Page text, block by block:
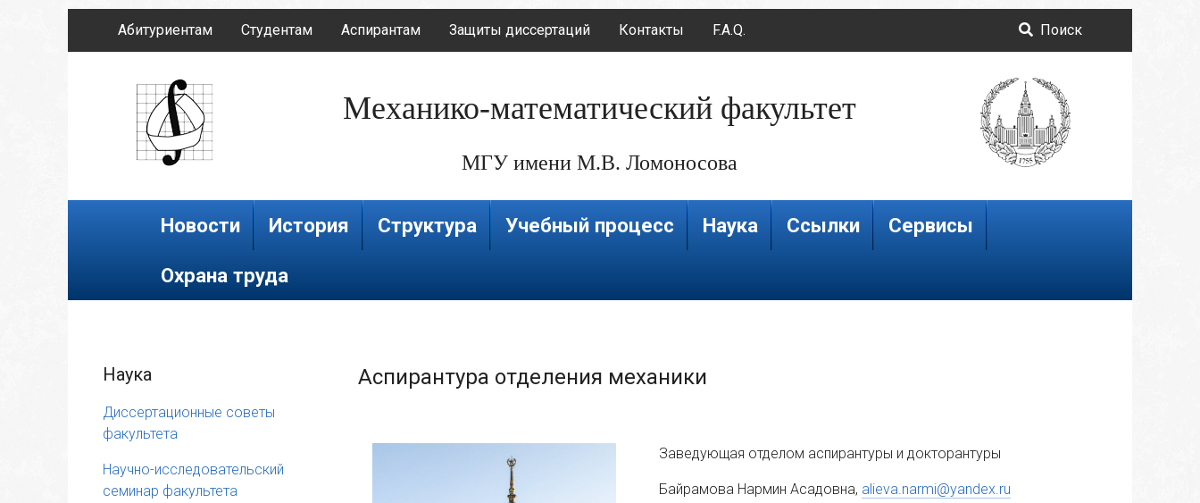
Абитуриентам Студентам Аспирантам Защиты диссертаций Контакты F.A.Q. Поиск
Механико-математический факультет
МГУ имени М.В. Ломоносова
Новости История Структура Учебный процесс Наука Ссылки Сервисы
Охрана труда
Наука
Диссертационные советы
факультета
Научно-исследовательский
семинар факультета
Аспирантура отделения механики
Заведующая отделом аспирантуры и докторантуры
Байрамова Нармин Асадовна, alieva.narmi@yandex.ru